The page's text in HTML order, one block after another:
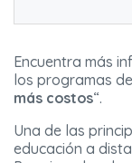
Encuentra más
los programas
más costos“.
Una de las
educación a